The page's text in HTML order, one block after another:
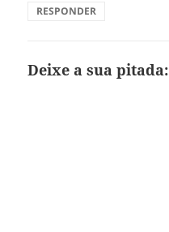
RESPONDER
Deixe a sua pitada: